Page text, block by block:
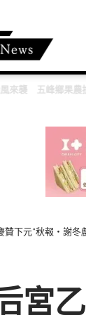
來襲 五峰鄉果農
贊下元“秋報‧謝冬
宮